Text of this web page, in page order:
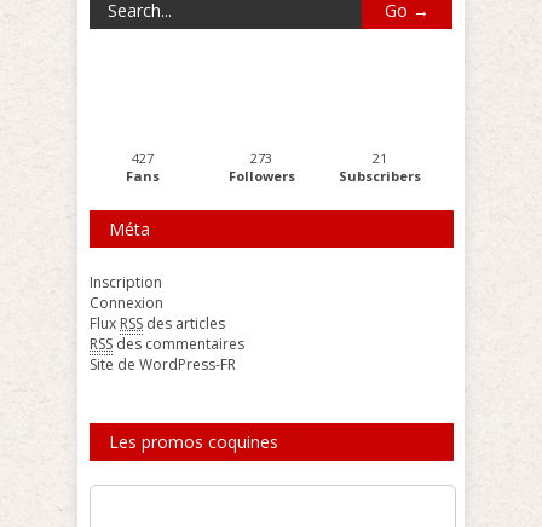
427
Fans
273
Followers
21
Subscribers
Méta
Inscription
Connexion
Flux RSS des articles
RSS des commentaires
Site de WordPress-FR
Les promos coquines